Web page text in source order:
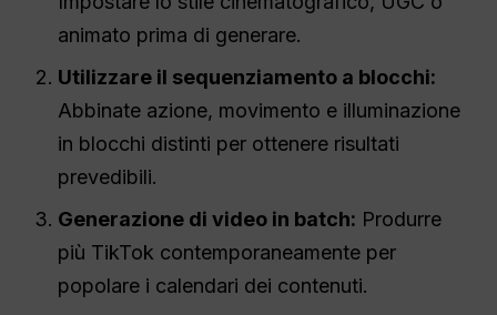
animato prima di generare.
Utilizzare il sequenziamento a blocchi:
Abbinate azione, movimento e illuminazione
in blocchi distinti per ottenere risultati
prevedibili.
Generazione di video in batch: Produrre
più TikTok contemporaneamente per
popolare i calendari dei contenuti.